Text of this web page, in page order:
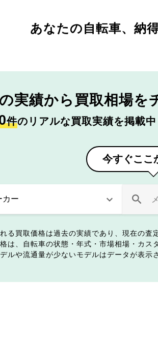
あなたの自転車、 納
実績から 買取相場を
件のリアルな買取実績を掲載中
今すぐここ
る買取価格は過去の実績であり、現在の査
は、自転車の状態・年式・市場相場・カス
ルや流通量が少ないモデルはデータが表示